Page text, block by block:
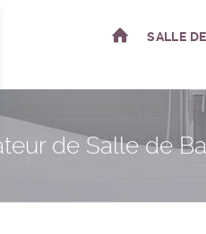
SALLE
de Salle de